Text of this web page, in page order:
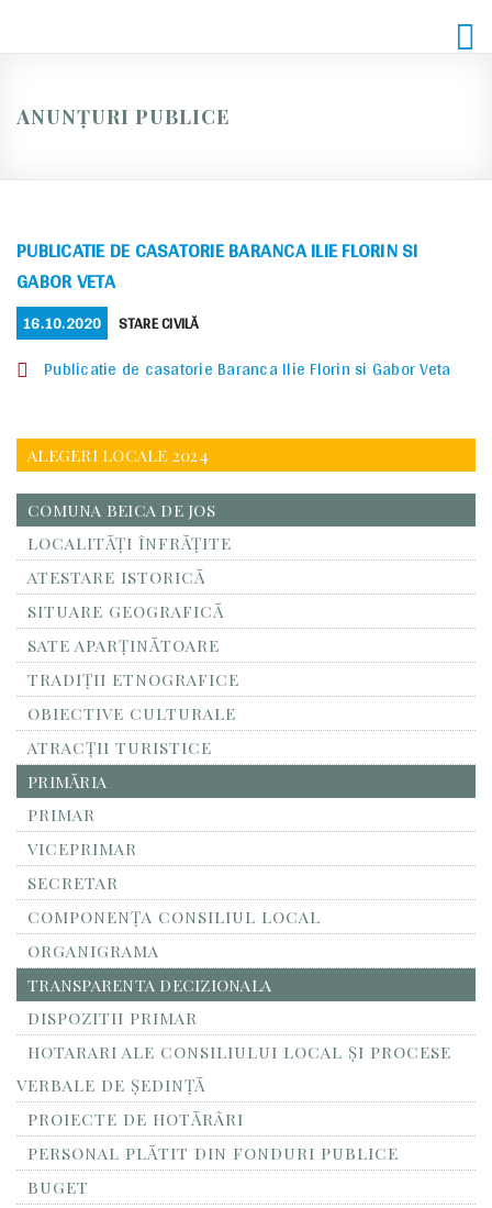
ANUNȚURI PUBLICE
PUBLICATIE DE CASATORIE BARANCA ILIE FLORIN SI
GABOR VETA
POSTED
ON
16.10.2020 CATEGORIES
STARE CIVILĂ
Publicatie de casatorie Baranca Ilie Florin si Gabor Veta
ALEGERI LOCALE 2024
COMUNA BEICA DE JOS
LOCALITĂŢI ÎNFRĂŢITE
ATESTARE ISTORICĂ
SITUARE GEOGRAFICĂ
SATE APARȚINĂTOARE
TRADIȚII ETNOGRAFICE
OBIECTIVE CULTURALE
ATRACȚII TURISTICE
PRIMĂRIA
PRIMAR
VICEPRIMAR
SECRETAR
COMPONENȚA CONSILIUL LOCAL
ORGANIGRAMA
TRANSPARENTA DECIZIONALA
DISPOZITII PRIMAR
HOTARARI ALE CONSILIULUI LOCAL ȘI PROCESE
VERBALE DE ȘEDINȚĂ
PROIECTE DE HOTĂRÂRI
PERSONAL PLĂTIT DIN FONDURI PUBLICE
BUGET